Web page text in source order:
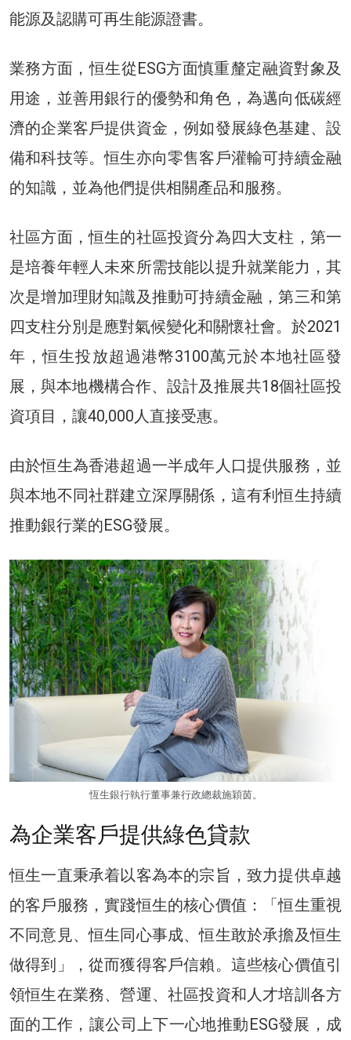
能源及認購可再生能源證書。
業務方面，恒生從ESG方面慎重釐定融資對象及
用途，並善用銀行的優勢和角色，為邁向低碳經
濟的企業客戶提供資金，例如發展綠色基建、設
備和科技等。恒生亦向零售客戶灌輸可持續金融
的知識，並為他們提供相關產品和服務。
社區方面，恒生的社區投資分為四大支柱，第一
是培養年輕人未來所需技能以提升就業能力，其
次是增加理財知識及推動可持續金融，第三和第
四支柱分別是應對氣候變化和關懷社會。於2021
年，恒生投放超過港幣3100萬元於本地社區發
展，與本地機構合作、設計及推展共18個社區投
資項目，讓40,000人直接受惠。
由於恒生為香港超過一半成年人口提供服務，並
與本地不同社群建立深厚關係，這有利恒生持續
推動銀行業的ESG發展。
恆生銀行執行董事兼行政總裁施穎茵。
為企業客戶提供綠色貸款
恒生一直秉承着以客為本的宗旨，致力提供卓越
的客戶服務，實踐恒生的核心價值：「恒生重視
不同意見、恒生同心事成、恒生敢於承擔及恒生
做得到」，從而獲得客戶信賴。這些核心價值引
領恒生在業務、營運、社區投資和人才培訓各方
面的工作，讓公司上下一心地推動ESG發展，成